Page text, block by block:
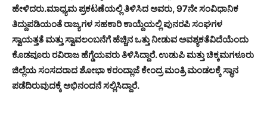
ಹೇಳಿದರು.ಮಾಧ್ಯಮ ಪ್ರಕಟಣೆಯಲ್ಲಿ ತಿಳಿಸಿದ ಅವರು, 97ನೇ ಸಂವಿಧಾನಿಕ
ತಿದ್ದುಪಡಿಯಂತೆ ರಾಜ್ಯಗಳ ಸಹಕಾರಿ ಕಾಯ್ದೆಯಲ್ಲಿ ಪುನರಪಿ ಸಂಘಗಳ
ಸ್ವಾಯತ್ತತೆ ಮತ್ತು ಸ್ವಾವಲಂಬನೆಗೆ ಹೆಚ್ಚಿನ ಒತ್ತು ನೀಡುವ ಅವಶ್ಯಕತೆವಿದೆಯೆಂದು
ಕೊಡವೂರು ರವಿರಾಜ ಹೆಗ್ಡೆಯವರು ತಿಳಿಸಿದ್ದಾರೆ. ಉಡುಪಿ ಮತ್ತು ಚಿಕ್ಕಮಗಳೂರು
ಜಿಲ್ಲೆಯ ಸಂಸದರಾದ ಶೋಭಾ ಕರಂದ್ಲಾಜೆ ಕೇಂದ್ರ ಮಂತ್ರಿ ಮಂಡಲಕ್ಕೆ ಸ್ಥಾನ
ಪಡೆದಿರುವುದಕ್ಕೆ ಅಭಿನಂದನೆ ಸಲ್ಲಿಸಿದ್ದಾರೆ.